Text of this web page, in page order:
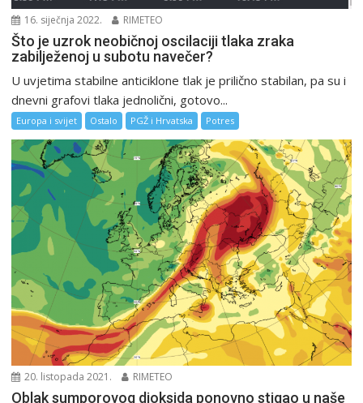
16. siječnja 2022. RIMETEO
Što je uzrok neobičnoj oscilaciji tlaka zraka
zabilježenoj u subotu navečer?
U uvjetima stabilne anticiklone tlak je prilično stabilan, pa su i
dnevni grafovi tlaka jednolični, gotovo...
Europa i svijet Ostalo PGŽ i Hrvatska Potres
20. listopada 2021. RIMETEO
Oblak sumporovog dioksida ponovno stigao u naše